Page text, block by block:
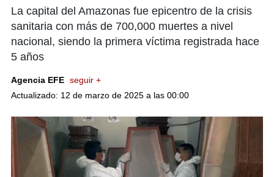
La capital del Amazonas fue epicentro de la crisis
sanitaria con más de 700,000 muertes a nivel
nacional, siendo la primera víctima registrada hace
5 años
Agencia EFE seguir +
Actualizado: 12 de marzo de 2025 a las 00:00